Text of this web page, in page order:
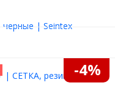
-4%